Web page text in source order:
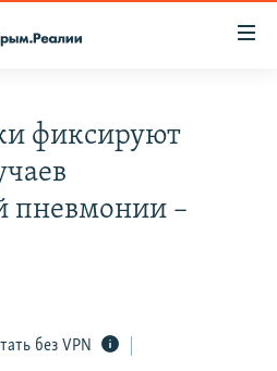
фиксируют
пневмонии –
без VPN